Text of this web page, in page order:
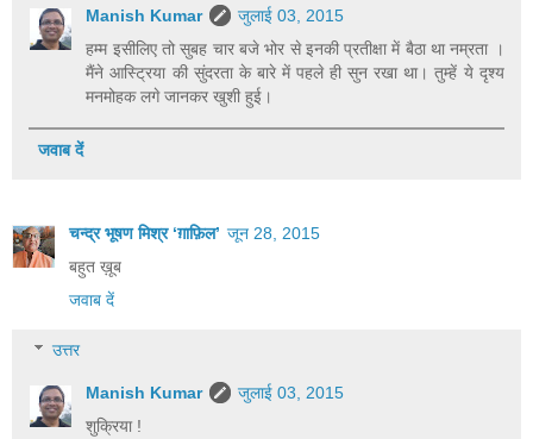
Manish Kumar
जुलाई 03, 2015
हम्म इसीलिए तो सुबह चार बजे भोर से इनकी प्रतीक्षा में बैठा था नम्रता ।
मैंने आस्ट्रिया की सुंदरता के बारे में पहले ही सुन रखा था। तुम्हें ये दृश्य
मनमोहक लगे जानकर खुशी हुई।
जवाब दें
चन्द्र भूषण मिश्र ‘ग़ाफ़िल’ जून 28, 2015
बहुत ख़ूब
जवाब दें
उत्तर
Manish Kumar
जुलाई 03, 2015
शुक्रिया !